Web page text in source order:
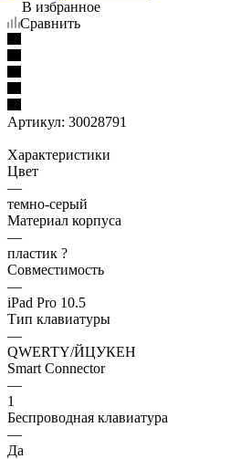
В избранное
Сравнить
Артикул: 30028791
Характеристики
Цвет
—
темно-серый
Материал корпуса
—
пластик ?
Совместимость
—
iPad Pro 10.5
Тип клавиатуры
—
QWERTY/ЙЦУКЕН
Smart Connector
—
1
Беспроводная клавиатура
—
Да